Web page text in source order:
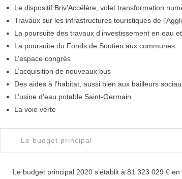
Le dispositif Briv’Accélère, volet transformation
Travaux sur les infrastructures touristiques de
La poursuite des travaux d’investissement en eau
La poursuite du Fonds de Soutien aux communes
L’espace congrès
L’acquisition de nouveaux bus
Des aides à l’habitat, aussi bien aux bailleurs
L’usine d’eau potable Saint-Germain
La voie verte
Le budget principal
Le budget principal 2020 s’établit à 81 323 029 €